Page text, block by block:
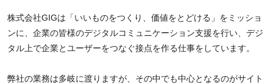
株式会社GIGは「いいものをつくり、価値をとどける」をミッショ
ンに、企業の皆様のデジタルコミュニケーション支援を行い、デジ
タル上で企業とユーザーをつなぐ接点を作る仕事をしています。
弊社の業務は多岐に渡りますが、その中でも中心となるのがサイト